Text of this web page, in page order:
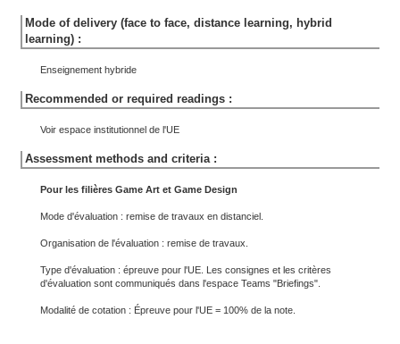
Mode of delivery (face to face, distance learning, hybrid
learning) :
Enseignement hybride
Recommended or required readings :
Voir espace institutionnel de l'UE
Assessment methods and criteria :
Pour les filières Game Art et Game Design
Mode d'évaluation : remise de travaux en distanciel.
Organisation de l'évaluation : remise de travaux.
Type d'évaluation : épreuve pour l'UE. Les consignes et les critères
d'évaluation sont communiqués dans l'espace Teams "Briefings".
Modalité de cotation : Épreuve pour l'UE = 100% de la note.